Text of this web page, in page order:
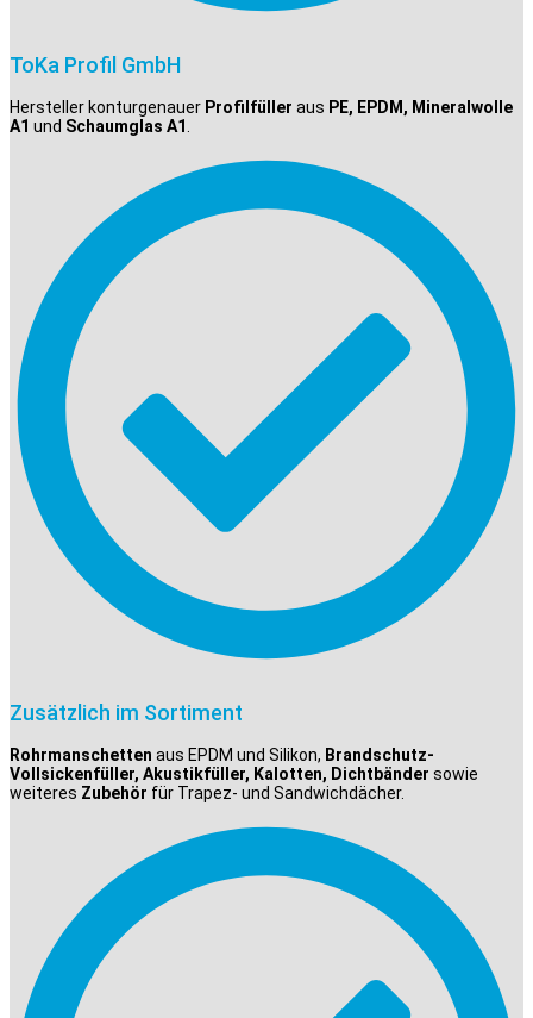
ToKa Profil GmbH
Hersteller konturgenauer Profilfüller aus PE, EPDM, Mineralwolle
A1 und Schaumglas A1.
Zusätzlich im Sortiment
Rohrmanschetten aus EPDM und Silikon, Brandschutz-
Vollsickenfüller, Akustikfüller, Kalotten, Dichtbänder sowie
weiteres Zubehör für Trapez- und Sandwichdächer.